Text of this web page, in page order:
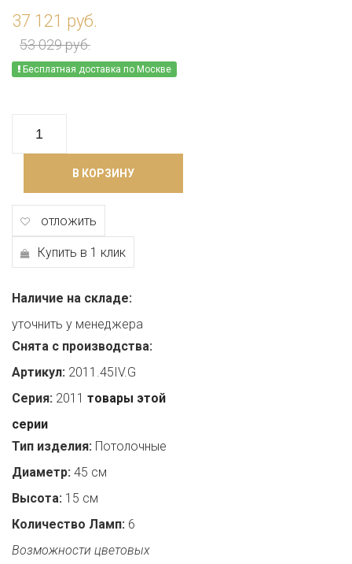
37 121 руб.
53 029 руб.
Бесплатная доставка по Москве
В КОРЗИНУ
отложить
Купить в 1 клик
Наличие на складе:
уточнить у менеджера
Снята с производства:
Артикул: 2011.45IV.G
Серия: 2011 товары этой
серии
Тип изделия: Потолочные
Диаметр: 45 см
Высота: 15 см
Количество Ламп: 6
Возможности цветовых